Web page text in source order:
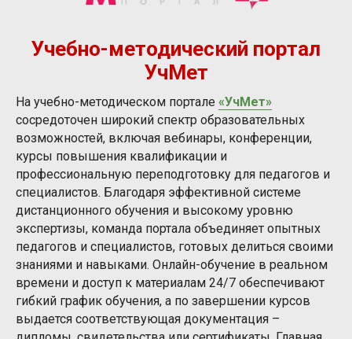
Учебно-методический портал
УчМет
На учебно-методическом портале «УчМет»
сосредоточен широкий спектр образовательных
возможностей, включая вебинары, конференции,
курсы повышения квалификации и
профессиональную переподготовку для педагогов и
специалистов. Благодаря эффективной системе
дистанционного обучения и высокому уровню
экспертизы, команда портала объединяет опытных
педагогов и специалистов, готовых делиться своими
знаниями и навыками. Онлайн-обучение в реальном
времени и доступ к материалам 24/7 обеспечивают
гибкий график обучения, а по завершении курсов
выдается соответствующая документация –